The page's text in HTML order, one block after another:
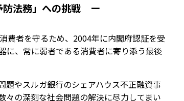
防法務」への挑戦 ー
費者を守るため、2004年に内閣府認証を受
に、常に弱者である消費者に寄り添う最後
題やスルガ銀行のシェアハウス不正融資事
の深刻な社会問題の解決に尽力してまい